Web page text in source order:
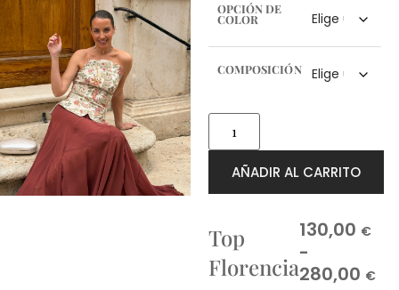
OPCIÓN DE
COLOR
COMPOSICIÓN
AÑADIR AL CARRITO
Top
Florencia
130,00 €
-
280,00 €